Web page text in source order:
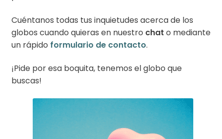
Cuéntanos todas tus inquietudes acerca de los
globos cuando quieras en nuestro chat o mediante
un rápido formulario de contacto.
¡Pide por esa boquita, tenemos el globo que
buscas!